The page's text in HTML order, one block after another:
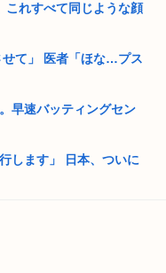
モンのヤエちゃんの新
ぎる
性から見向きもされな
ズ！！！お前らもこれ
理由「日本に戻るの怖
これすべて同じような顔
せて」 医者「ほな…プス
早速バッティングセン
します」 日本、ついに